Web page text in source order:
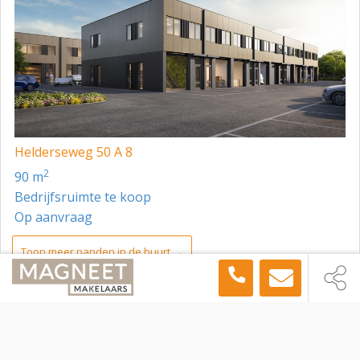
Helderseweg 50 A 8
90 m2
Bedrijfsruimte te koop
Op aanvraag
Toon meer panden in de buurt →